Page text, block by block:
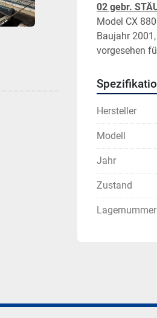
02 gebr.
Model CX
Baujahr
vorgesehen
Hersteller
Modell
Jahr
Zustand
Lagernummer